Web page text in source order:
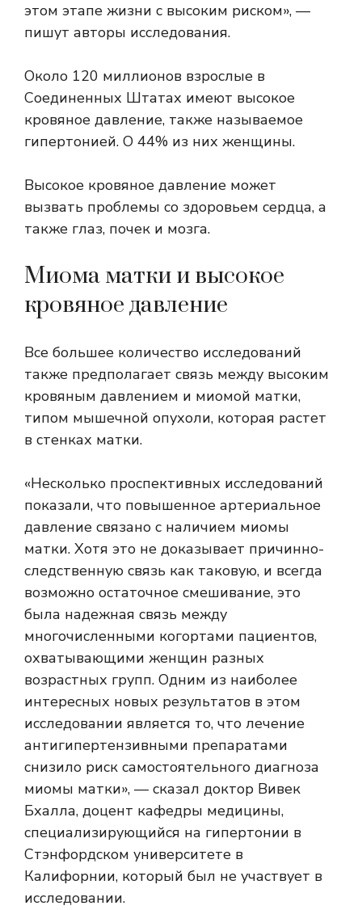
этом этапе жизни с высоким риском», —
пишут авторы исследования.
Около 120 миллионов взрослые в
Соединенных Штатах имеют высокое
кровяное давление, также называемое
гипертонией. О 44% из них женщины.
Высокое кровяное давление может
вызвать проблемы со здоровьем сердца, а
также глаз, почек и мозга.
Миома матки и высокое
кровяное давление
Все большее количество исследований
также предполагает связь между высоким
кровяным давлением и миомой матки,
типом мышечной опухоли, которая растет
в стенках матки.
«Несколько проспективных исследований
показали, что повышенное артериальное
давление связано с наличием миомы
матки. Хотя это не доказывает причинно-
следственную связь как таковую, и всегда
возможно остаточное смешивание, это
была надежная связь между
многочисленными когортами пациентов,
охватывающими женщин разных
возрастных групп. Одним из наиболее
интересных новых результатов в этом
исследовании является то, что лечение
антигипертензивными препаратами
снизило риск самостоятельного диагноза
миомы матки», — сказал доктор Вивек
Бхалла, доцент кафедры медицины,
специализирующийся на гипертонии в
Стэнфордском университете в
Калифорнии, который был не участвует в
исследовании.